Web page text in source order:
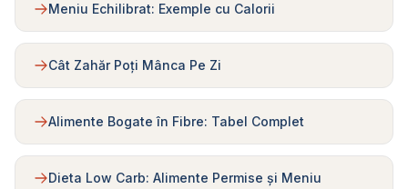
Meniu Echilibrat: Exemple cu Calorii
Cât Zahăr Poți Mânca Pe Zi
Alimente Bogate în Fibre: Tabel Complet
Dieta Low Carb: Alimente Permise și Meniu